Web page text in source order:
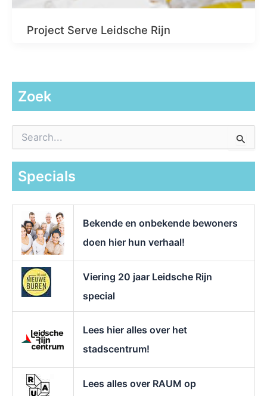
Project Serve Leidsche Rijn
Zoek
a
Specials
Bekende en onbekende bewoners
doen hier hun verhaal!
Viering 20 jaar Leidsche Rijn
special
Lees hier alles over het
stadscentrum!
Lees alles over RAUM op